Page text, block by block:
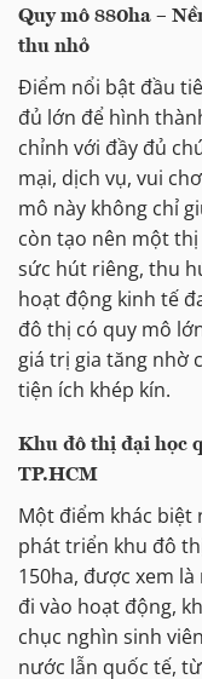
Quy mô 880ha –
thu nhỏ
Điểm nổi bật đầu
đủ lớn để hình
chỉnh với đầy đủ
mại, dịch vụ, vui
mô này không chỉ
còn tạo nên một
sức hút riêng, thu
hoạt động kinh tế
đô thị có quy mô
giá trị gia tăng nhờ
tiện ích khép kín.
Khu đô thị đại học
TP.HCM
Một điểm khác biệt
phát triển khu đô
150ha, được xem
đi vào hoạt động,
chục nghìn sinh
nước lẫn quốc tế,